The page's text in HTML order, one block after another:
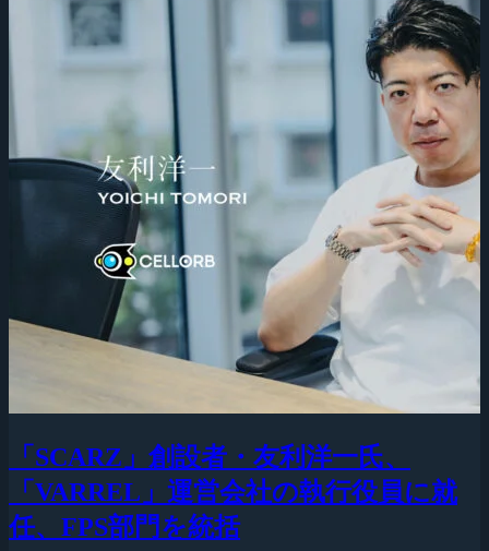
「SCARZ」創設者・友利洋一氏、
「VARREL」運営会社の執行役員に就
任、FPS部門を統括